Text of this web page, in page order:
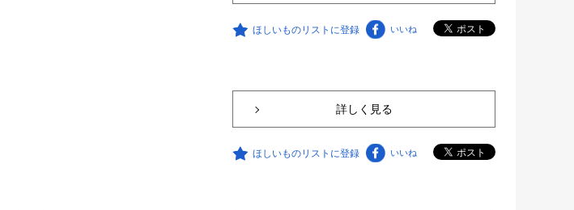
ほしいものリストに登録 いいね
詳しく見る
ほしいものリストに登録 いいね